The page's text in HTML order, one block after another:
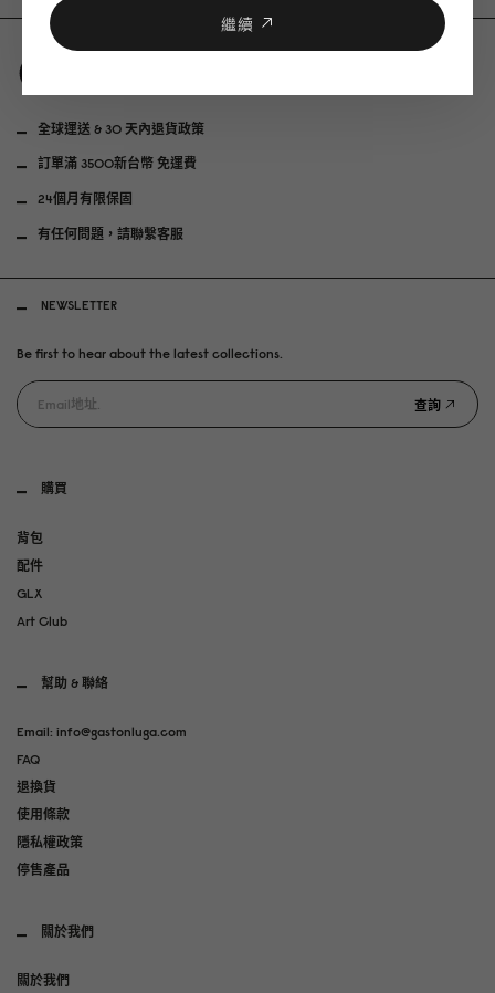
全球運送 & 30 天內退貨政策
訂單滿 3500新台幣 免運費
24個月有限保固
有任何問題，請聯繫客服
購買
背包
配件
GLX
Art Club
幫助 & 聯絡
Email: info@gastonluga.com
FAQ
退換貨
使用條款
隱私權政策
停售產品
關於我們
關於我們
NEWSLETTER
Be first to hear about the latest collections.
查詢
繼續